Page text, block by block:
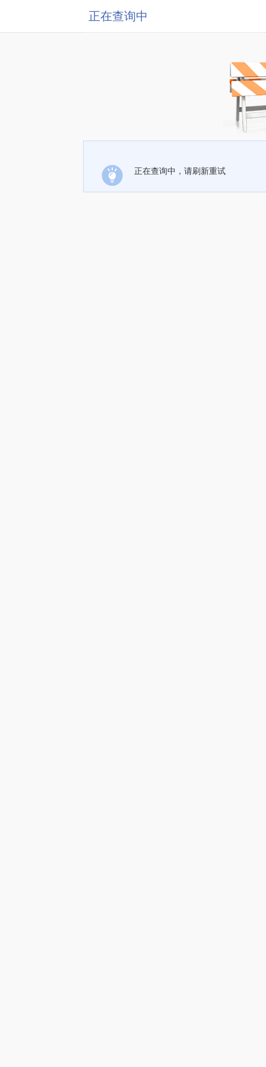
正在查询中
正在查询中，请刷新重试